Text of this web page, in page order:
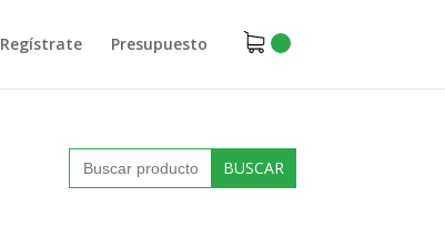
Regístrate Presupuesto
Buscar: